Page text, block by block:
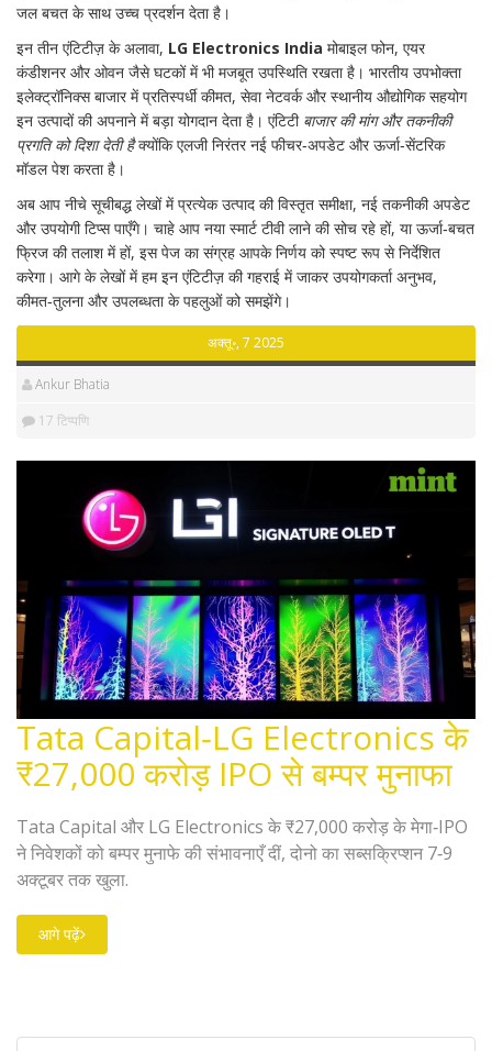
जल बचत के साथ उच्च प्रदर्शन देता है।
इन तीन एंटिटीज़ के अलावा, LG Electronics India मोबाइल फोन, एयर
कंडीशनर और ओवन जैसे घटकों में भी मजबूत उपस्थिति रखता है। भारतीय उपभोक्ता
इलेक्ट्रॉनिक्स बाजार में प्रतिस्पर्धी कीमत, सेवा नेटवर्क और स्थानीय औद्योगिक सहयोग
इन उत्पादों की अपनाने में बड़ा योगदान देता है। एंटिटी बाजार की मांग और तकनीकी
प्रगति को दिशा देती हैक्योंकि एलजी निरंतर नई फीचर‑अपडेट और ऊर्जा‑सेंटरिक
मॉडल पेश करता है।
अब आप नीचे सूचीबद्ध लेखों में प्रत्येक उत्पाद की विस्तृत समीक्षा, नई तकनीकी अपडेट
और उपयोगी टिप्स पाएँगे। चाहे आप नया स्मार्ट टीवी लाने की सोच रहे हों, या ऊर्जा‑बचत
फ्रिज की तलाश में हों, इस पेज का संग्रह आपके निर्णय को स्पष्ट रूप से निर्देशित
करेगा। आगे के लेखों में हम इन एंटिटीज़ की गहराई में जाकर उपयोगकर्ता अनुभव,
कीमत‑तुलना और उपलब्धता के पहलुओं को समझेंगे।
अक्तू॰, 7 2025
Ankur Bhatia
17 टिप्पणि
Tata Capital‑LG Electronics के
₹27,000 करोड़ IPO से बम्पर मुनाफा
Tata Capital और LG Electronics के ₹27,000 करोड़ के मेगा‑IPO
ने निवेशकों को बम्पर मुनाफे की संभावनाएँ दीं, दोनो का सब्सक्रिप्शन 7‑9
अक्टूबर तक खुला.
आगे पढ़ें